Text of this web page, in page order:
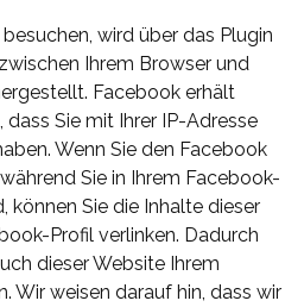
wird über das Plugin
Ihrem Browser und
Facebook erhält
Sie mit Ihrer IP-Adresse
Wenn Sie den Facebook
Sie in Ihrem Facebook-
Sie die Inhalte dieser
Profil verlinken. Dadurch
dieser Website Ihrem
Wir weisen darauf hin, dass wir